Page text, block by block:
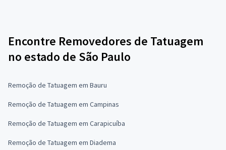
Encontre Removedores de Tatuagem
no estado de São Paulo
Remoção de Tatuagem em Bauru
Remoção de Tatuagem em Campinas
Remoção de Tatuagem em Carapicuíba
Remoção de Tatuagem em Diadema